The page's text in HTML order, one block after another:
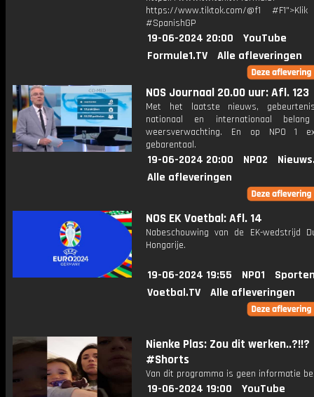
https://www.tiktok.com/@f1
#SpanishGP
19-06-2024 20:00
YouTube
Formule1.TV
Alle afleveringen
NOS Journaal 20.00 uur: Afl. 123
Met het laatste nieuws,
nationaal en internationaal
weersverwachting. En op NPO 1
gebarentaal.
19-06-2024 20:00 NPO2
Alle afleveringen
NOS EK Voetbal: Afl. 14
Nabeschouwing van de EK-wedstrijd
Hongarije.
19-06-2024 19:55 NPO1
Voetbal.TV
Alle afleveringen
Nienke Plas: Zou dit werken..?!!?
#Shorts
Van dit programma is geen informatie
19-06-2024 19:00
YouTube